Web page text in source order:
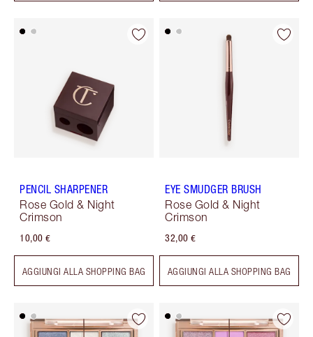
PENCIL SHARPENER
Rose Gold & Night
Crimson
10,00 €
AGGIUNGI ALLA SHOPPING BAG
EYE SMUDGER BRUSH
Rose Gold & Night
Crimson
32,00 €
AGGIUNGI ALLA SHOPPING BAG